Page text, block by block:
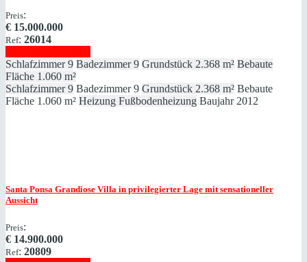
Preis:
€ 15.000.000
Ref: 26014
Schlafzimmer 9 Badezimmer 9 Grundstück 2.368 m² Bebaute
Fläche 1.060 m²
Schlafzimmer 9 Badezimmer 9 Grundstück 2.368 m² Bebaute
Fläche 1.060 m² Heizung Fußbodenheizung Baujahr 2012
Santa Ponsa Grandiose Villa in privilegierter Lage mit sensationeller
Aussicht
Preis:
€ 14.900.000
Ref: 20809